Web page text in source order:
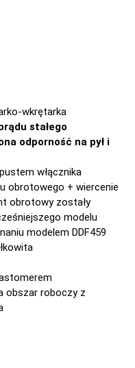
wkrętarka
stałego
odporność na pył i
włącznika
obrotowego + wiercenie
obrotowy zostały
modelu
modelem DDF459
obszar roboczy z